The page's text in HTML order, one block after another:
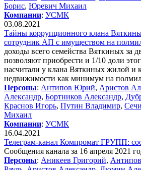
Борис, Юревич Михаил
Компании: УСМК
03.08.2021
Тайны коррупционного клана
сотрудник АП с имуществом на
доходы всего семейства Вяткиных за
позволяют приобрести и 1/10 доли
насчитали у клана Вяткиных жилой и
недвижимости как минимум на
Персоны: Антипов Юрий, Аристов
Александр, Бортников Александр,
Краснов Игорь, Путин Владимир,
Михаил
Компании: УСМК
16.04.2021
Телеграм-канал Компромат ГРУПП:
Сообщения канала за 16 апреля 2021
Персоны: Аникеев Григорий,